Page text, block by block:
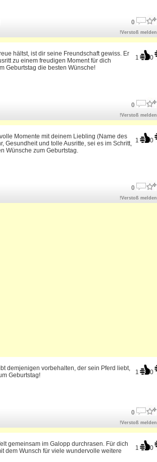
0
!Verstoß melden
1 0
hältst, ist dir seine Freundschaft gewiss. Er
zu einem freudigen Moment für dich
Geburtstag die besten Wünsche!
0
!Verstoß melden
1 0
Momente mit deinem Liebling (Name des
Gesundheit und tolle Ausritte, sei es im Schritt,
Wünsche zum Geburtstag.
0
!Verstoß melden
1 0
demjenigen vorbehalten, der sein Pferd liebt,
Geburtstag!
0
!Verstoß melden
1 0
gemeinsam im Galopp durchrasen. Für dich
dem Wunsch für viele wundervolle weitere